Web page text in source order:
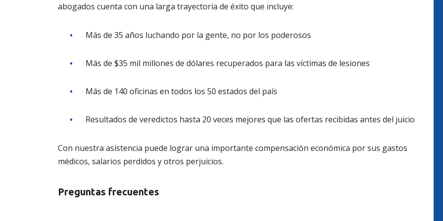
abogados cuenta con una larga trayectoria de éxito que incluye:
Más de 35 años luchando por la gente, no por los poderosos
Más de $35 mil millones de dólares recuperados para las víctimas de lesiones
Más de 140 oficinas en todos los 50 estados del país
Resultados de veredictos hasta 20 veces mejores que las ofertas recibidas antes del juicio
Con nuestra asistencia puede lograr una importante compensación económica por sus gastos
médicos, salarios perdidos y otros perjuicios.
Preguntas frecuentes